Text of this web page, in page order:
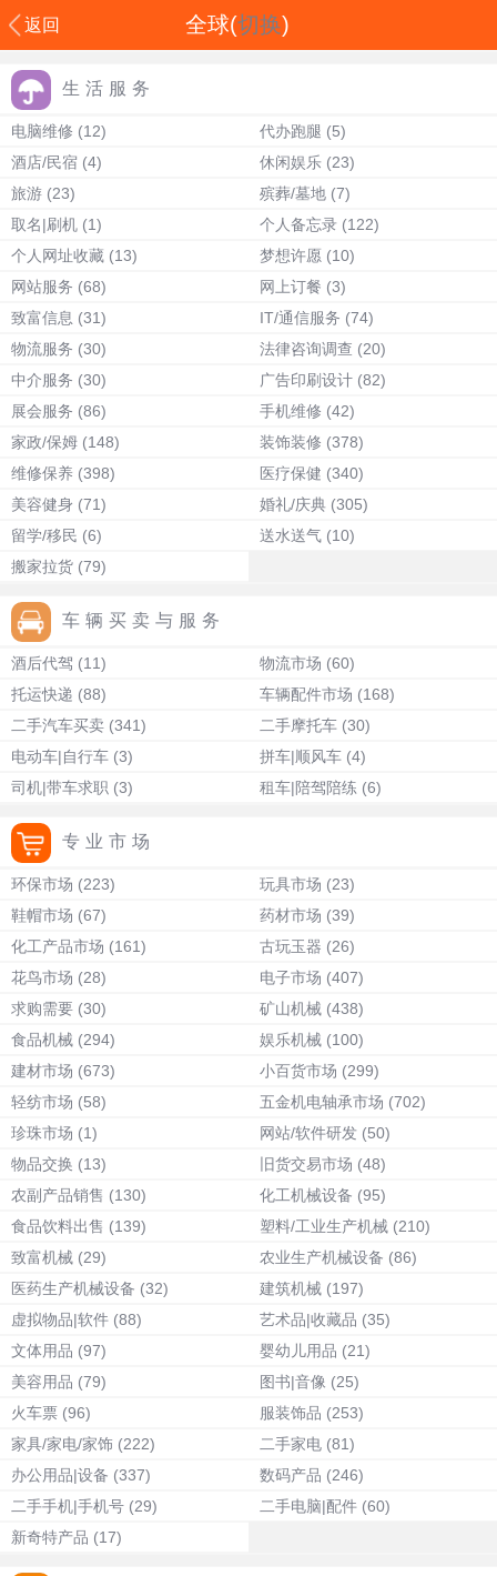
返回 全球(切换)
生活服务
电脑维修 (12) 代办跑腿 (5)
酒店/民宿 (4) 休闲娱乐 (23)
旅游 (23) 殡葬/墓地 (7)
取名|刷机 (1) 个人备忘录 (122)
个人网址收藏 (13) 梦想许愿 (10)
网站服务 (68) 网上订餐 (3)
致富信息 (31) IT/通信服务 (74)
物流服务 (30) 法律咨询调查 (20)
中介服务 (30) 广告印刷设计 (82)
展会服务 (86) 手机维修 (42)
家政/保姆 (148) 装饰装修 (378)
维修保养 (398) 医疗保健 (340)
美容健身 (71) 婚礼/庆典 (305)
留学/移民 (6) 送水送气 (10)
搬家拉货 (79)
车辆买卖与服务
酒后代驾 (11) 物流市场 (60)
托运快递 (88) 车辆配件市场 (168)
二手汽车买卖 (341) 二手摩托车 (30)
电动车|自行车 (3) 拼车|顺风车 (4)
司机|带车求职 (3) 租车|陪驾陪练 (6)
专业市场
环保市场 (223) 玩具市场 (23)
鞋帽市场 (67) 药材市场 (39)
化工产品市场 (161) 古玩玉器 (26)
花鸟市场 (28) 电子市场 (407)
求购需要 (30) 矿山机械 (438)
食品机械 (294) 娱乐机械 (100)
建材市场 (673) 小百货市场 (299)
轻纺市场 (58) 五金机电轴承市场 (702)
珍珠市场 (1) 网站/软件研发 (50)
物品交换 (13) 旧货交易市场 (48)
农副产品销售 (130) 化工机械设备 (95)
食品饮料出售 (139) 塑料/工业生产机械 (210)
致富机械 (29) 农业生产机械设备 (86)
医药生产机械设备 (32) 建筑机械 (197)
虚拟物品|软件 (88) 艺术品|收藏品 (35)
文体用品 (97) 婴幼儿用品 (21)
美容用品 (79) 图书|音像 (25)
火车票 (96) 服装饰品 (253)
家具/家电/家饰 (222) 二手家电 (81)
办公用品|设备 (337) 数码产品 (246)
二手手机|手机号 (29) 二手电脑|配件 (60)
新奇特产品 (17)